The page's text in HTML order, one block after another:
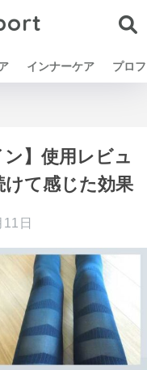
インナーケア プロ
ン】使用レビュ
けて感じた効果
日